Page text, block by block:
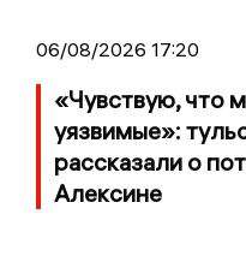
06/08/2026 17:20
«Чувствую, что
уязвимые»:
рассказали о
Алексине